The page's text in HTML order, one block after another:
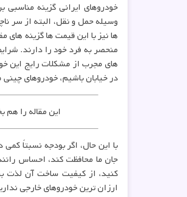
خودروهای ایرانی گزینه
وسیله حمل و نقل، البته از سر
ها نیز با این قیمت ها گزینه
منحصر به فرد خود را دارند.
های مجرب از مشکلات رایج این
در خیابان باشیم، خودروهای
این مقاله را هم
با این حال، اگر بودجه نسبتاً
جان ما محافظت کند، احساس
کنید، از کیفیت ساخت آن لذت
ارزان ترین خودروهای خارجی